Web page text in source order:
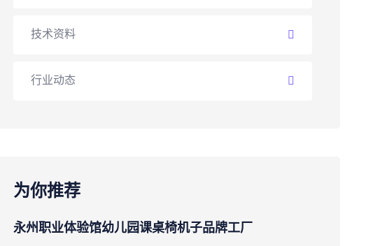
技术资料
行业动态
为你推荐
永州职业体验馆幼儿园课桌椅机子品牌工厂